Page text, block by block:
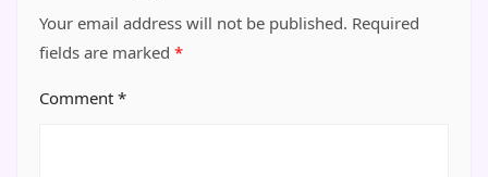
Your email address will not be published. Required
fields are marked *
Comment *